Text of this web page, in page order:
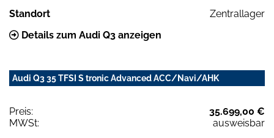
Standort
Zentrallager
Details zum Audi Q3 anzeigen
Audi Q3 35 TFSI S tronic Advanced ACC/Navi/AHK
Preis:
35.699,00 €
MWSt:
ausweisbar